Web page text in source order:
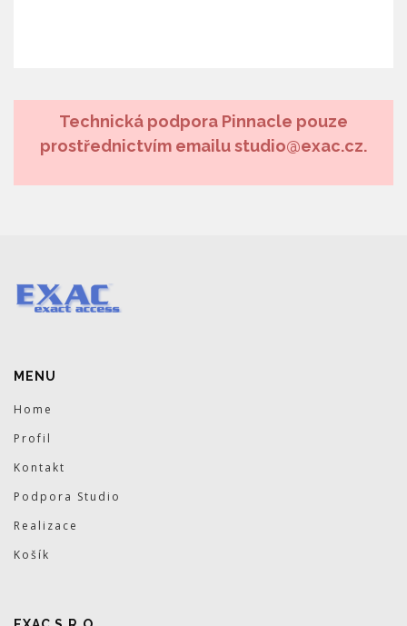
Technická podpora Pinnacle pouze
prostřednictvím emailu studio@exac.cz.
MENU
Home
Profil
Kontakt
Podpora Studio
Realizace
Košík